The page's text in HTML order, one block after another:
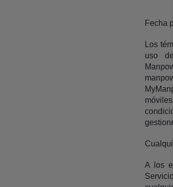
Fecha
Los
uso
A los